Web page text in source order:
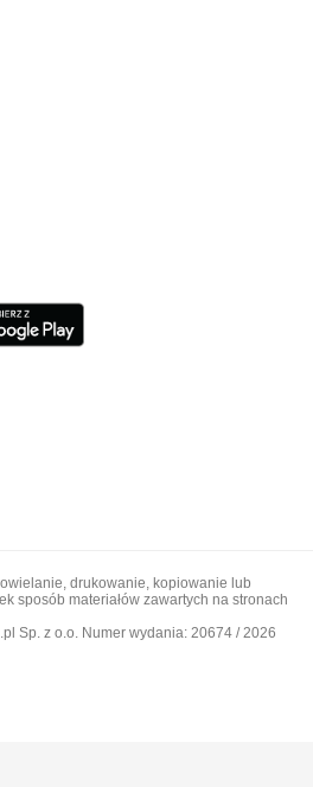
drukowanie, kopiowanie lub
sposób materiałów zawartych na stronach
Sp. z o.o. Numer wydania: 20674 / 2026